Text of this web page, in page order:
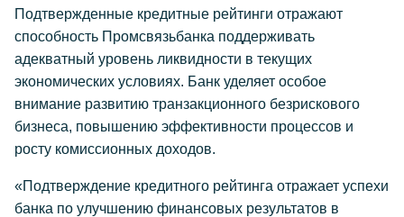
Подтвержденные кредитные рейтинги отражают
способность Промсвязьбанка поддерживать
адекватный уровень ликвидности в текущих
экономических условиях. Банк уделяет особое
внимание развитию транзакционного безрискового
бизнеса, повышению эффективности процессов и
росту комиссионных доходов.
«Подтверждение кредитного рейтинга отражает успехи
банка по улучшению финансовых результатов в